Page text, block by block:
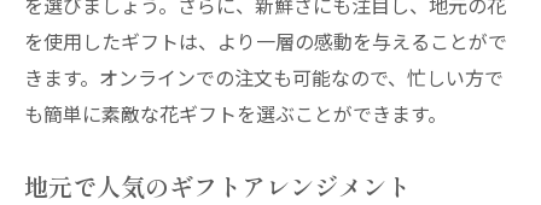
を使用したギフトは、より一層の感動を与えることがで
きます。オンラインでの注文も可能なので、忙しい方で
も簡単に素敵な花ギフトを選ぶことができます。
地元で人気のギフトアレンジメント